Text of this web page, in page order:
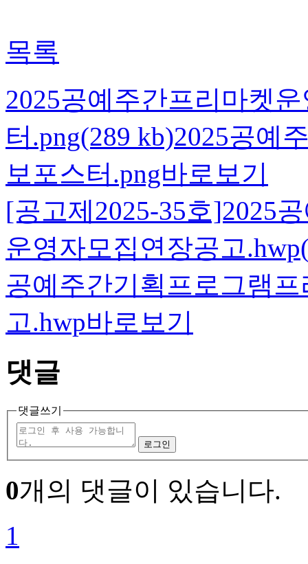
목록
2025공예주간프리마켓
터.png(289 kb)2025공예
보포스터.png바로보기
[공고제2025-35호]2025
운영자모집연장공고
공예주간기획프로그램
고.hwp바로보기
댓글
댓글쓰기
0개의 댓글이 있습니다.
1